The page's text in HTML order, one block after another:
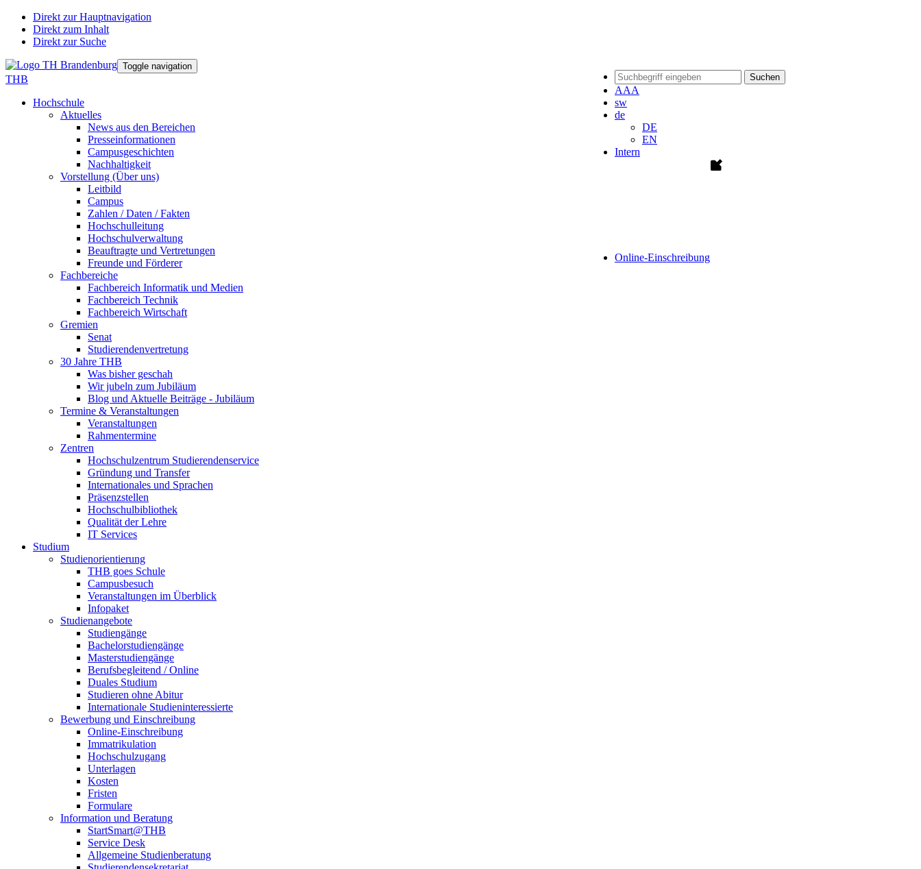
Direkt zur Hauptnavigation
Direkt zum Inhalt
Direkt zur Suche
Suchen
AAA
sw
de
DE
EN
Intern
Online-Einschreibung
Toggle navigation
THB
Hochschule
Aktuelles
News aus den Bereichen
Presseinformationen
Campusgeschichten
Nachhaltigkeit
Vorstellung (Über uns)
Leitbild
Campus
Zahlen / Daten / Fakten
Hochschulleitung
Hochschulverwaltung
Beauftragte und Vertretungen
Freunde und Förderer
Fachbereiche
Fachbereich Informatik und Medien
Fachbereich Technik
Fachbereich Wirtschaft
Gremien
Senat
Studierendenvertretung
30 Jahre THB
Was bisher geschah
Wir jubeln zum Jubiläum
Blog und Aktuelle Beiträge - Jubiläum
Termine & Veranstaltungen
Veranstaltungen
Rahmentermine
Zentren
Hochschulzentrum Studierendenservice
Gründung und Transfer
Internationales und Sprachen
Präsenzstellen
Hochschulbibliothek
Qualität der Lehre
IT Services
Studium
Studienorientierung
THB goes Schule
Campusbesuch
Veranstaltungen im Überblick
Infopaket
Studienangebote
Studiengänge
Bachelorstudiengänge
Masterstudiengänge
Berufsbegleitend / Online
Duales Studium
Studieren ohne Abitur
Internationale Studieninteressierte
Bewerbung und Einschreibung
Online-Einschreibung
Immatrikulation
Hochschulzugang
Unterlagen
Kosten
Fristen
Formulare
Information und Beratung
StartSmart@THB
Service Desk
Allgemeine Studienberatung